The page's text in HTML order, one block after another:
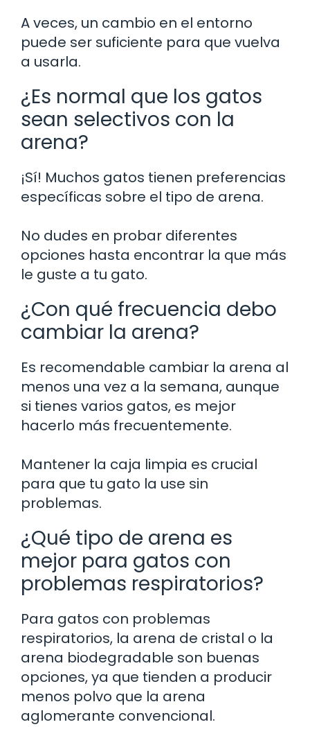
A veces, un cambio en el entorno
puede ser suficiente para que vuelva
a usarla.
¿Es normal que los gatos
sean selectivos con la
arena?
¡Sí! Muchos gatos tienen preferencias
específicas sobre el tipo de arena.
No dudes en probar diferentes
opciones hasta encontrar la que más
le guste a tu gato.
¿Con qué frecuencia debo
cambiar la arena?
Es recomendable cambiar la arena al
menos una vez a la semana, aunque
si tienes varios gatos, es mejor
hacerlo más frecuentemente.
Mantener la caja limpia es crucial
para que tu gato la use sin
problemas.
¿Qué tipo de arena es
mejor para gatos con
problemas respiratorios?
Para gatos con problemas
respiratorios, la arena de cristal o la
arena biodegradable son buenas
opciones, ya que tienden a producir
menos polvo que la arena
aglomerante convencional.